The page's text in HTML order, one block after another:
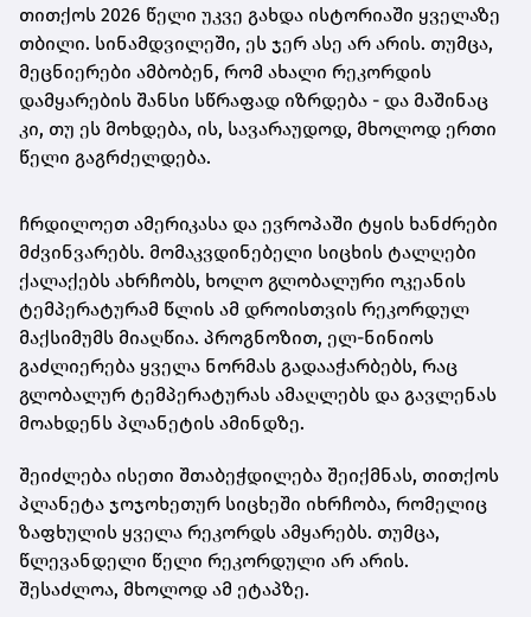
თითქოს 2026 წელი უკვე გახდა ისტორიაში ყველაზე
თბილი. სინამდვილეში, ეს ჯერ ასე არ არის. თუმცა,
მეცნიერები ამბობენ, რომ ახალი რეკორდის
დამყარების შანსი სწრაფად იზრდება - და მაშინაც
კი, თუ ეს მოხდება, ის, სავარაუდოდ, მხოლოდ ერთი
წელი გაგრძელდება.
ჩრდილოეთ ამერიკასა და ევროპაში ტყის ხანძრები
მძვინვარებს. მომაკვდინებელი სიცხის ტალღები
ქალაქებს ახრჩობს, ხოლო გლობალური ოკეანის
ტემპერატურამ წლის ამ დროისთვის რეკორდულ
მაქსიმუმს მიაღწია. პროგნოზით, ელ-ნინიოს
გაძლიერება ყველა ნორმას გადააჭარბებს, რაც
გლობალურ ტემპერატურას ამაღლებს და გავლენას
მოახდენს პლანეტის ამინდზე.
შეიძლება ისეთი შთაბეჭდილება შეიქმნას, თითქოს
პლანეტა ჯოჯოხეთურ სიცხეში იხრჩობა, რომელიც
ზაფხულის ყველა რეკორდს ამყარებს. თუმცა,
წლევანდელი წელი რეკორდული არ არის.
შესაძლოა, მხოლოდ ამ ეტაპზე.